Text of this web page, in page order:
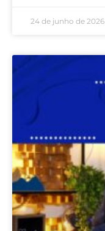
24 de junho de 2026